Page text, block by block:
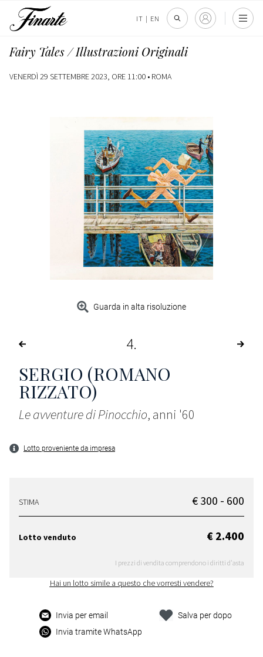
IT | EN
Fairy Tales / Illustrazioni Originali
VENERDÌ 29 SETTEMBRE 2023, ORE 11:00 • ROMA
Guarda in alta risoluzione
4
SERGIO (ROMANO
RIZZATO)
Le avventure di Pinocchio, anni '60
Lotto proveniente da impresa
STIMA € 300 - 600
Lotto venduto € 2.400
I prezzi di vendita comprendono i diritti d'asta
Hai un lotto simile a questo che vorresti vendere?
Invia per email
Invia tramite WhatsApp
Salva per dopo